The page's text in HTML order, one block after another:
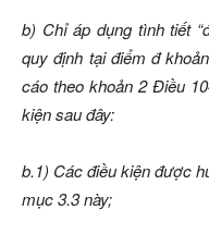
b) Chỉ áp dụng tình tiết
quy định tại điểm đ
cáo theo khoản 2 Điều
kiện sau đây:
b.1) Các điều kiện được
mục 3.3 này;